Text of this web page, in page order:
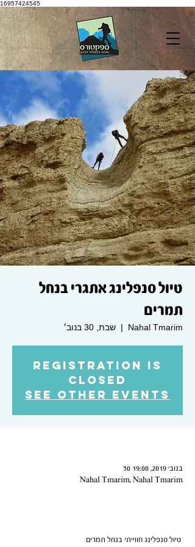
16957424545
טיול סנפלינג אתגרי בנחל
תמרים
שבת, 30 בנוב׳
  |
Nahal Tmarim
Registration is
Closed
See other events
30 בנוב׳ 2019, 19:00
Nahal Tmarim, Nahal Tmarim
טיול סנפלינג חווייתי בנחל תמרים